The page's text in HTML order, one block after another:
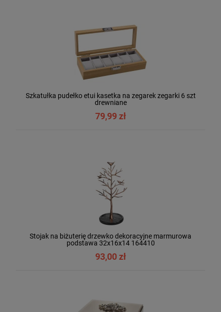
Szkatułka pudełko etui kasetka na zegarek zegarki 6 szt
drewniane
79,99 zł
Stojak na biżuterię drzewko dekoracyjne marmurowa
podstawa 32x16x14 164410
93,00 zł